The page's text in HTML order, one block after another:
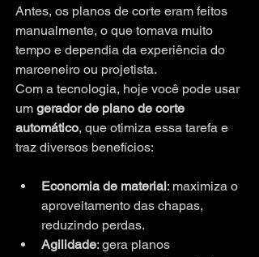
Antes, os planos de corte eram feitos
manualmente, o que tomava muito
tempo e dependia da experiência do
marceneiro ou projetista.
Com a tecnologia, hoje você pode usar
um gerador de plano de corte
automático, que otimiza essa tarefa e
traz diversos benefícios:
Economia de material: maximiza o
aproveitamento das chapas,
reduzindo perdas.
Agilidade: gera planos